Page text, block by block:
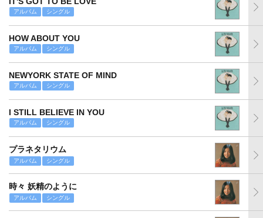
アルバム シングル
HOW ABOUT YOU
アルバム シングル
NEWYORK STATE OF MIND
アルバム シングル
I STILL BELIEVE IN YOU
アルバム シングル
プラネタリウム
アルバム シングル
時々 妖精のように
アルバム シングル